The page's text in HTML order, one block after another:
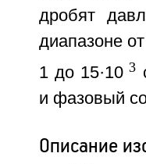
дробят
диапазоне
1 до 15·10 3
и фазовый
Описание